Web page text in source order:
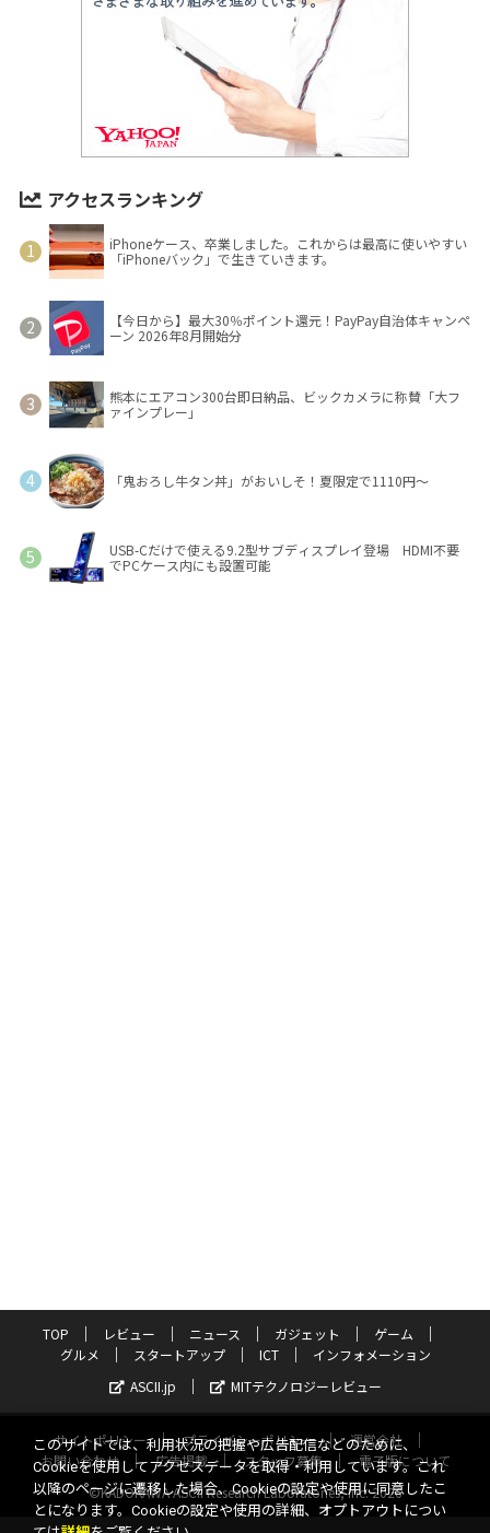
アクセスランキング
iPhoneケース、卒業しました。これからは最高に使いやすい
「iPhoneバック」で生きていきます。
【今日から】最大30％ポイント還元！PayPay自治体キャンペ
ーン 2026年8月開始分
熊本にエアコン300台即日納品、ビックカメラに称賛「大フ
ァインプレー」
「鬼おろし牛タン丼」がおいしそ！夏限定で1110円～
USB-Cだけで使える9.2型サブディスプレイ登場 HDMI不要
でPCケース内にも設置可能
TOP レビュー ニュース ガジェット
ゲーム
グルメ
スタートアップ ICT
インフォメーション
ASCII.jp
MITテクノロジーレビュー
サイトポリシー プライバシーポリシー
運営会社
お問い合わせ
広告掲載 スタッフ募集
電子版について
©KADOKAWA ASCII Research Laboratories, Inc. 2026
このサイトでは、利用状況の把握や広告配信などのために、
Cookieを使用してアクセスデータを取得・利用しています。これ
以降のページに遷移した場合、Cookieの設定や使用に同意したこ
とになります。Cookieの設定や使用の詳細、オプトアウトについ